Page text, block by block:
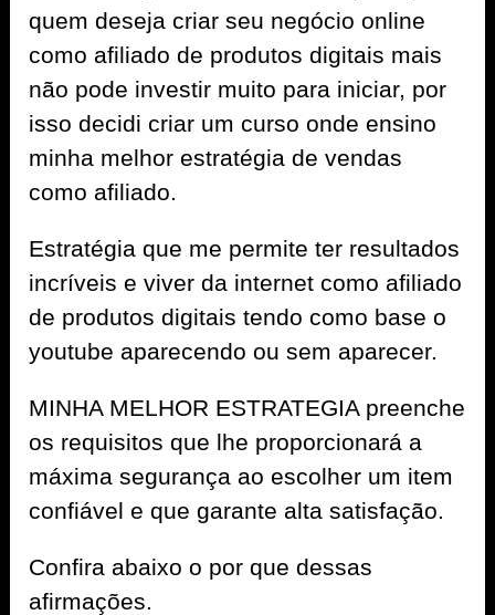
quem deseja criar seu negócio online
como afiliado de produtos digitais mais
não pode investir muito para iniciar, por
isso decidi criar um curso onde ensino
minha melhor estratégia de vendas
como afiliado.
Estratégia que me permite ter resultados
incríveis e viver da internet como afiliado
de produtos digitais tendo como base o
youtube aparecendo ou sem aparecer.
MINHA MELHOR ESTRATEGIA preenche
os requisitos que lhe proporcionará a
máxima segurança ao escolher um item
confiável e que garante alta satisfação.
Confira abaixo o por que dessas
afirmações.